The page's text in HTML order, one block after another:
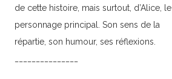
de cette histoire, mais surtout, d’Alice, le
personnage principal. Son sens de la
répartie, son humour, ses réflexions.